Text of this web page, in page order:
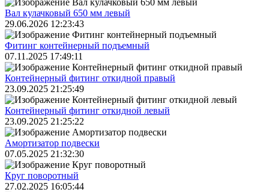
Вал кулачковый 650 мм левый
29.06.2026 12:23:43
Фитинг контейнерный подъемный
07.11.2025 17:49:11
Контейнерный фитинг откидной правый
23.09.2025 21:25:49
Контейнерный фитинг откидной левый
23.09.2025 21:25:22
Амортизатор подвески
07.05.2025 21:32:30
Круг поворотный
27.02.2025 16:05:44